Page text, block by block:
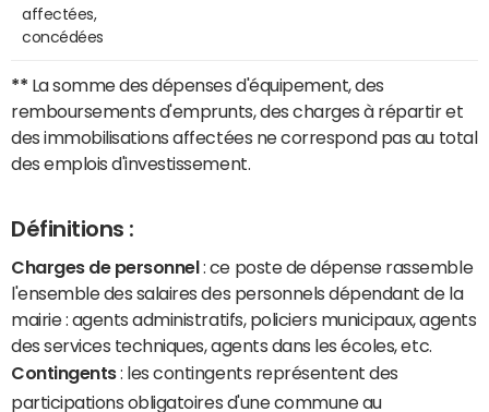
affectées,
concédées
** La somme des dépenses d'équipement, des
remboursements d'emprunts, des charges à répartir et
des immobilisations affectées ne correspond pas au total
des emplois d'investissement.
Définitions :
Charges de personnel : ce poste de dépense rassemble
l'ensemble des salaires des personnels dépendant de la
mairie : agents administratifs, policiers municipaux, agents
des services techniques, agents dans les écoles, etc.
Contingents: les contingents représentent des
participations obligatoires d'une commune au